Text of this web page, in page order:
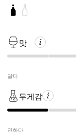
맛
달다
무게감
연하다